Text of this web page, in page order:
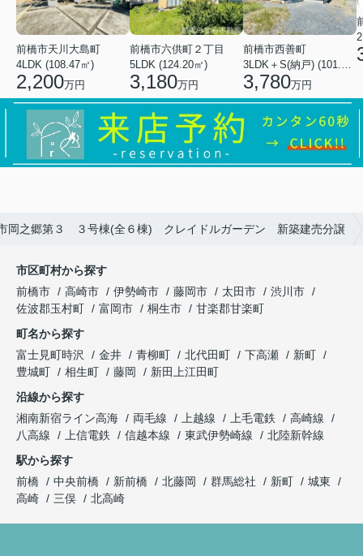
前橋市天川大島町
4LDK (108.47㎡)
2,200万円
前橋市六供町２丁目
5LDK (124.20㎡)
3,180万円
前橋市西善町
3LDK＋S(納戸) (101.02㎡)
3,780万円
岡之郷第３ ３号棟(全６棟) クレイドルガーデン 新築建売分譲
市区町村から探す
前橋市
高崎市 伊勢崎市 藤岡市 太田市
渋川市
佐波郡玉村町
富岡市 桐生市
甘楽郡甘楽町
町名から探す
富士見町時沢
金井 青柳町 北代田町 下高瀬
新町
豊城町
相生町 藤岡
新田上江田町
沿線から探す
湘南新宿ライン高海
両毛線 上越線 上毛電鉄
高崎線
八高線
上信電鉄 信越本線 東武伊勢崎線
北陸新幹線
駅から探す
前橋
中央前橋 新前橋 北藤岡 群馬総社 新町
城東
高崎
三俣 北高崎